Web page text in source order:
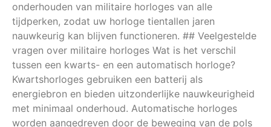
onderhouden van militaire horloges van alle
tijdperken, zodat uw horloge tientallen jaren
nauwkeurig kan blijven functioneren. ## Veelgestelde
vragen over militaire horloges Wat is het verschil
tussen een kwarts- en een automatisch horloge?
Kwartshorloges gebruiken een batterij als
energiebron en bieden uitzonderlijke nauwkeurigheid
met minimaal onderhoud. Automatische horloges
worden aangedreven door de beweging van de pols